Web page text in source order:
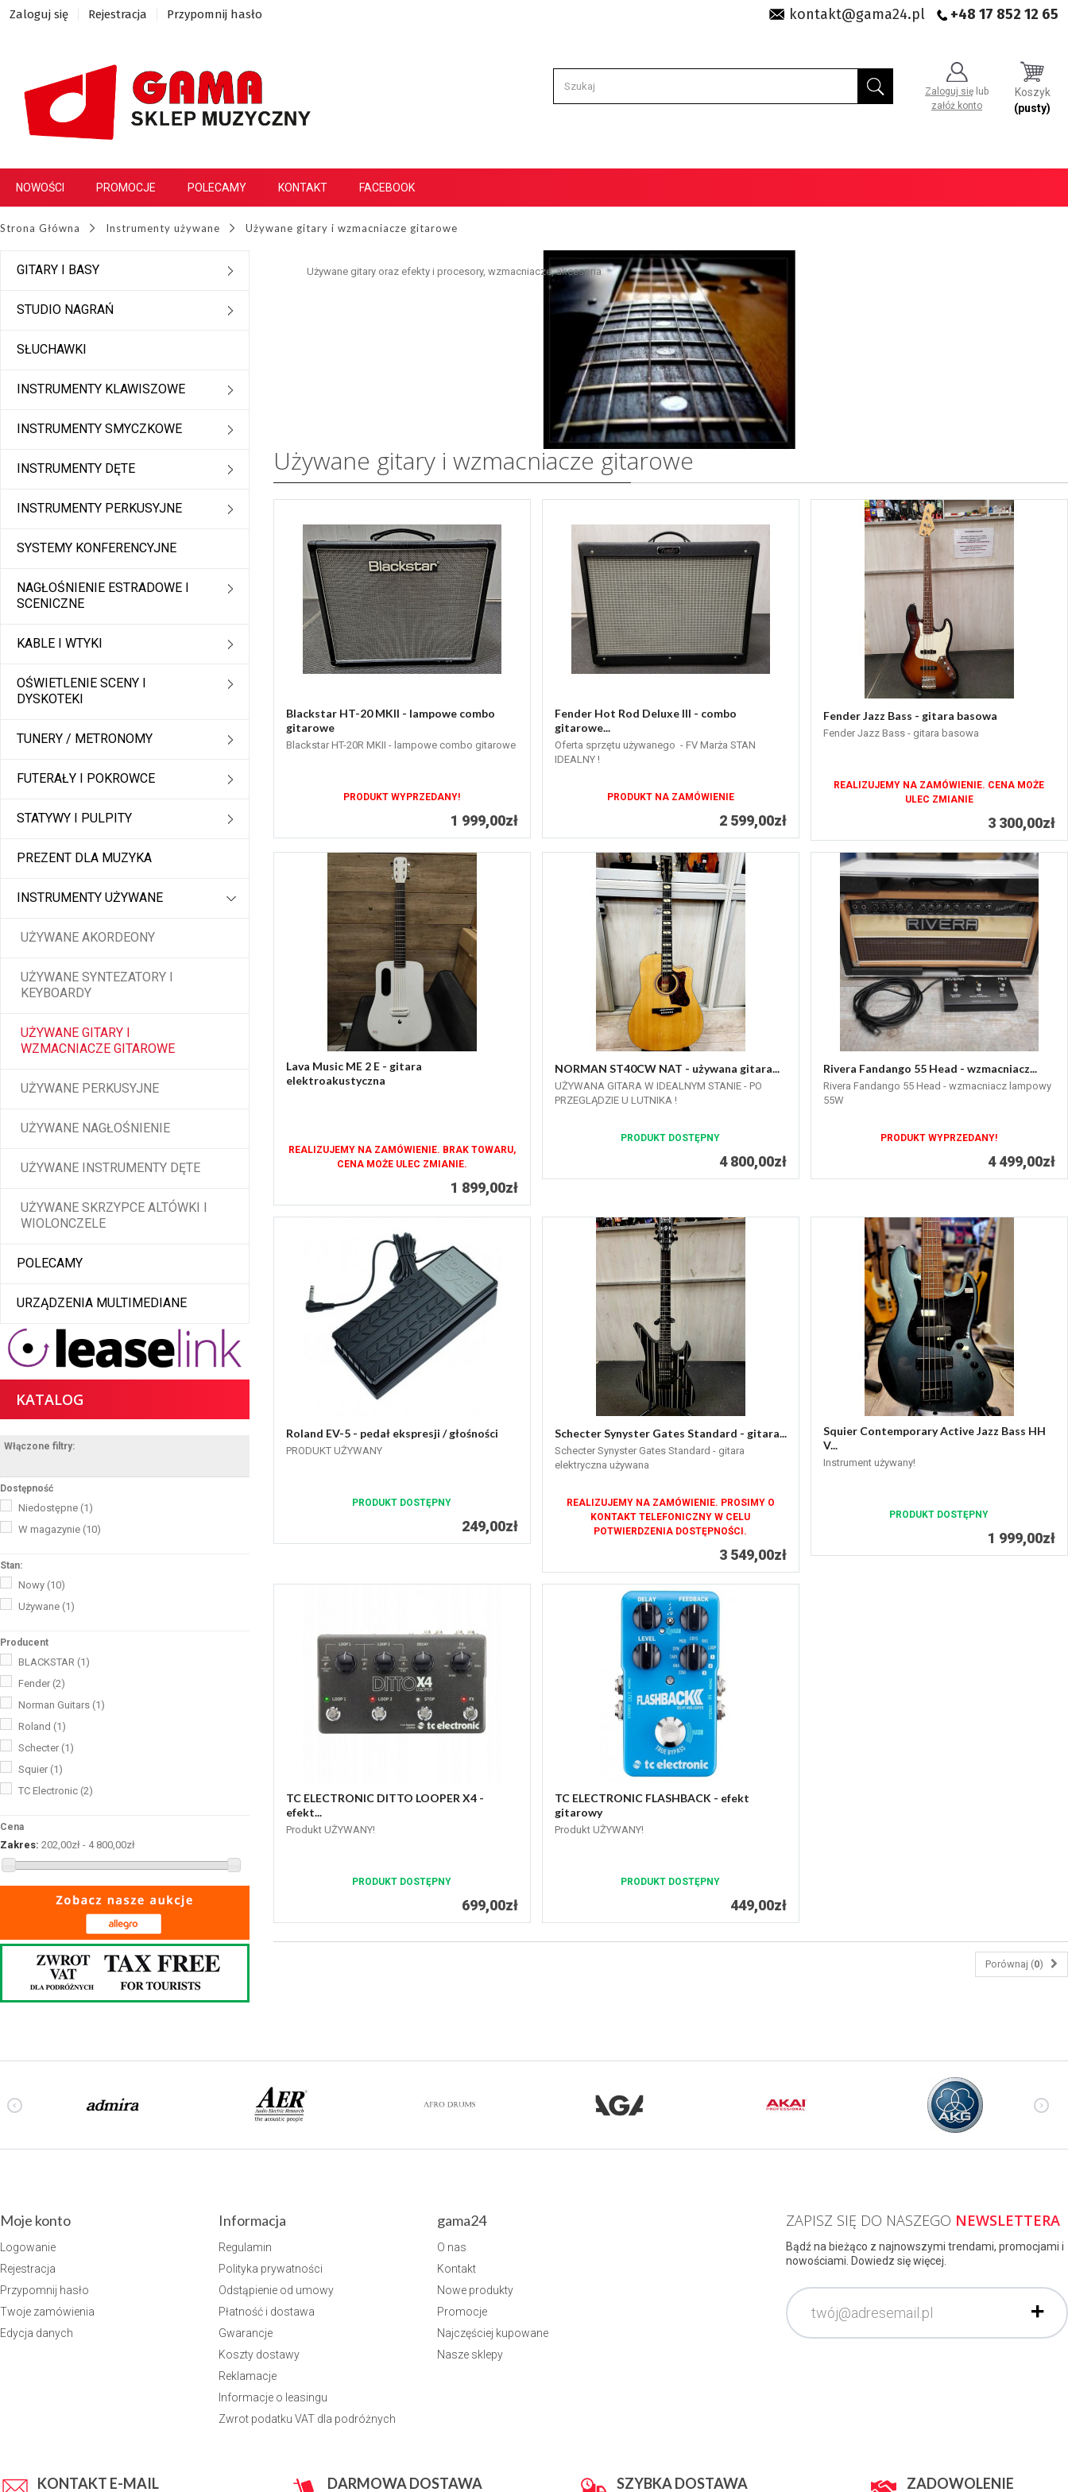
Zaloguj się Rejestracja Przypomnij hasło kontakt@gama24.pl +48 17 852 12 65
Zaloguj się lub
załóż konto
Koszyk
(pusty)
NOWOŚCI PROMOCJE POLECAMY KONTAKT FACEBOOK
Strona Główna Instrumenty używane Używane gitary i wzmacniacze gitarowe
GITARY I BASY
STUDIO NAGRAŃ
SŁUCHAWKI
INSTRUMENTY KLAWISZOWE
INSTRUMENTY SMYCZKOWE
INSTRUMENTY DĘTE
INSTRUMENTY PERKUSYJNE
SYSTEMY KONFERENCYJNE
NAGŁOŚNIENIE ESTRADOWE I
SCENICZNE
KABLE I WTYKI
OŚWIETLENIE SCENY I
DYSKOTEKI
TUNERY / METRONOMY
FUTERAŁY I POKROWCE
STATYWY I PULPITY
PREZENT DLA MUZYKA
INSTRUMENTY UŻYWANE
UŻYWANE AKORDEONY
UŻYWANE SYNTEZATORY I
KEYBOARDY
UŻYWANE GITARY I
WZMACNIACZE GITAROWE
UŻYWANE PERKUSYJNE
UŻYWANE NAGŁOŚNIENIE
UŻYWANE INSTRUMENTY DĘTE
UŻYWANE SKRZYPCE ALTÓWKI I
WIOLONCZELE
POLECAMY
URZĄDZENIA MULTIMEDIANE
KATALOG
Włączone filtry:
Dostępność
Niedostępne (1)
W magazynie (10)
Stan:
Nowy (10)
Używane (1)
Producent
BLACKSTAR (1)
Fender (2)
Norman Guitars (1)
Roland (1)
Schecter (1)
Squier (1)
TC Electronic (2)
Cena
Zakres: 202,00zł - 4 800,00zł
Używane gitary oraz efekty i procesory, wzmacniacze, akcesoria
Używane gitary i wzmacniacze gitarowe
Blackstar HT-20 MKII - lampowe combo
gitarowe
Blackstar HT-20R MKII - lampowe combo gitarowe
PRODUKT WYPRZEDANY!
1 999,00zł
Fender Hot Rod Deluxe III - combo
gitarowe...
Oferta sprzętu używanego - FV Marża STAN
IDEALNY !
PRODUKT NA ZAMÓWIENIE
2 599,00zł
Fender Jazz Bass - gitara basowa
Fender Jazz Bass - gitara basowa
REALIZUJEMY NA ZAMÓWIENIE. CENA MOŻE
ULEC ZMIANIE
3 300,00zł
Lava Music ME 2 E - gitara
elektroakustyczna
REALIZUJEMY NA ZAMÓWIENIE. BRAK TOWARU,
CENA MOŻE ULEC ZMIANIE.
1 899,00zł
NORMAN ST40CW NAT - używana gitara...
UŻYWANA GITARA W IDEALNYM STANIE - PO
PRZEGLĄDZIE U LUTNIKA !
PRODUKT DOSTĘPNY
4 800,00zł
Rivera Fandango 55 Head - wzmacniacz...
Rivera Fandango 55 Head - wzmacniacz lampowy
55W
PRODUKT WYPRZEDANY!
4 499,00zł
Roland EV-5 - pedał ekspresji / głośności
PRODUKT UŻYWANY
PRODUKT DOSTĘPNY
249,00zł
Schecter Synyster Gates Standard - gitara...
Schecter Synyster Gates Standard - gitara
elektryczna używana
REALIZUJEMY NA ZAMÓWIENIE. PROSIMY O
KONTAKT TELEFONICZNY W CELU
POTWIERDZENIA DOSTĘPNOŚCI.
3 549,00zł
Squier Contemporary Active Jazz Bass HH
V...
Instrument używany!
PRODUKT DOSTĘPNY
1 999,00zł
TC ELECTRONIC DITTO LOOPER X4 -
efekt...
Produkt UŻYWANY!
PRODUKT DOSTĘPNY
699,00zł
TC ELECTRONIC FLASHBACK - efekt
gitarowy
Produkt UŻYWANY!
PRODUKT DOSTĘPNY
449,00zł
Porównaj (0)
Moje konto
Logowanie
Rejestracja
Przypomnij hasło
Twoje zamówienia
Edycja danych
Informacja
Regulamin
Polityka prywatności
Odstąpienie od umowy
Płatność i dostawa
Gwarancje
Koszty dostawy
Reklamacje
Informacje o leasingu
Zwrot podatku VAT dla podróżnych
gama24
O nas
Kontakt
Nowe produkty
Promocje
Najczęściej kupowane
Nasze sklepy
ZAPISZ SIĘ DO NASZEGO NEWSLETTERA
Bądź na bieżąco z najnowszymi trendami, promocjami i
nowościami. Dowiedz się więcej.
KONTAKT E-MAIL DARMOWA DOSTAWA SZYBKA DOSTAWA ZADOWOLENIE